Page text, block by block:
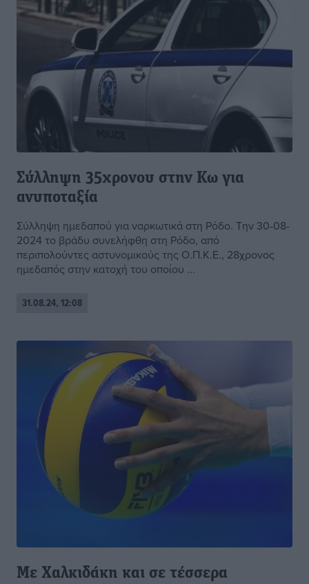
Σύλληψη 35χρονου στην Κω για
ανυποταξία
Σύλληψη ημεδαπού για ναρκωτικά στη Ρόδο. Την 30-08-
2024 το βράδυ συνελήφθη στη Ρόδο, από
περιπολούντες αστυνομικούς της Ο.Π.Κ.Ε., 28χρονος
ημεδαπός στην κατοχή του οποίου ...
31.08.24, 12:08
Με Χαλκιδάκη και σε τέσσερα